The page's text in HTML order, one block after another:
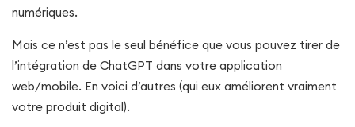
numériques.
Mais ce n’est pas le seul bénéfice que vous pouvez tirer de
l’intégration de ChatGPT dans votre application
web/mobile. En voici d’autres (qui eux améliorent vraiment
votre produit digital).